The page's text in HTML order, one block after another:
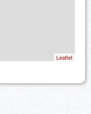
Leaflet